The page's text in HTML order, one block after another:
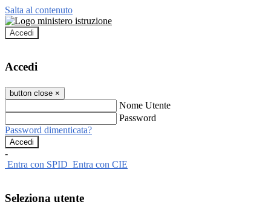
Salta al contenuto
Accedi
Accedi
button close ×
Nome Utente
Password
Password dimenticata?
-
Entra con SPID Entra con CIE
Seleziona utente